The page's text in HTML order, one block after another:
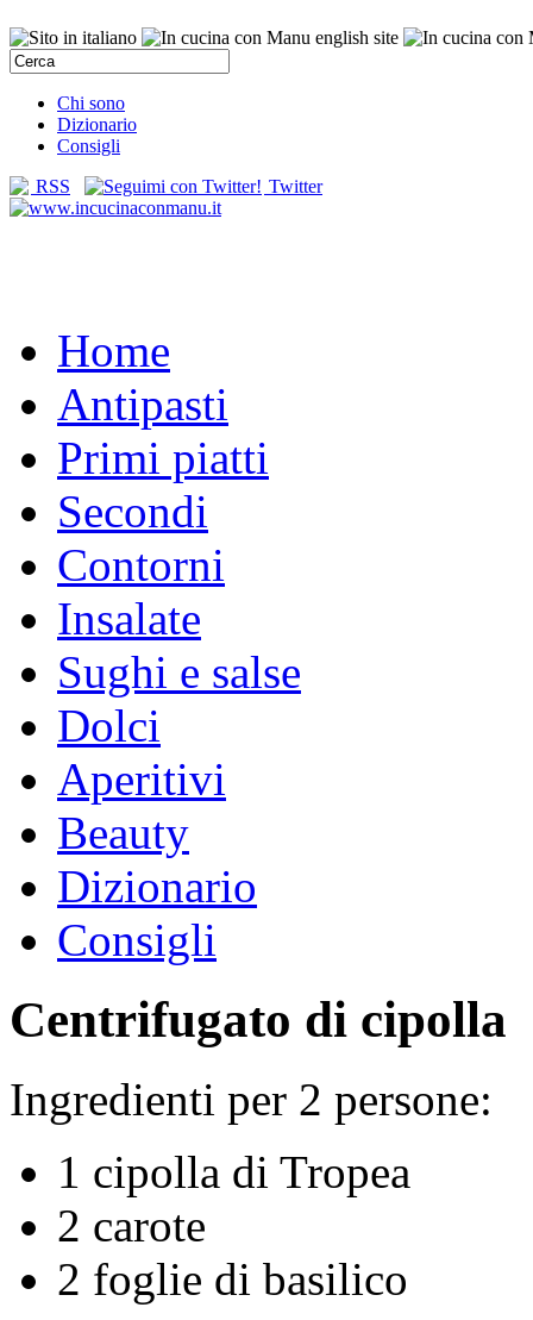
Chi sono
Dizionario
Consigli
RSS
Twitter
Home
Antipasti
Primi piatti
Secondi
Contorni
Insalate
Sughi e salse
Dolci
Aperitivi
Beauty
Dizionario
Consigli
Centrifugato di cipolla
Ingredienti per 2 persone:
1 cipolla di Tropea
2 carote
2 foglie di basilico